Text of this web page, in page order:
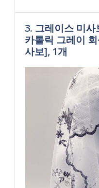
3. 그레이스 미
카톨릭 그레이
사보], 1개